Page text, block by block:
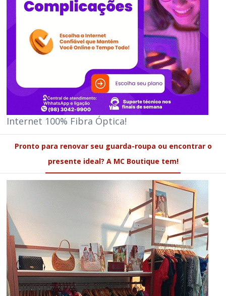
Internet 100% Fibra Óptica!
Pronto para renovar seu guarda-roupa ou encontrar o
presente ideal? A MC Boutique tem!